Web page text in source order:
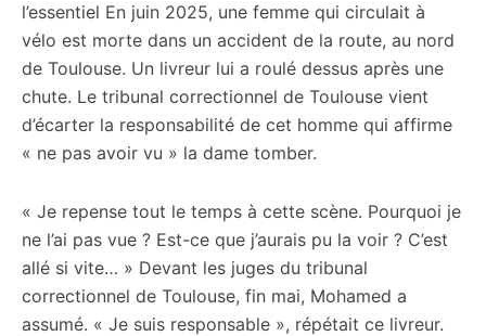
l’essentiel En juin 2025, une femme qui circulait à
vélo est morte dans un accident de la route, au nord
de Toulouse. Un livreur lui a roulé dessus après une
chute. Le tribunal correctionnel de Toulouse vient
d’écarter la responsabilité de cet homme qui affirme
« ne pas avoir vu » la dame tomber.
« Je repense tout le temps à cette scène. Pourquoi je
ne l’ai pas vue ? Est-ce que j’aurais pu la voir ? C’est
allé si vite… » Devant les juges du tribunal
correctionnel de Toulouse, fin mai, Mohamed a
assumé. « Je suis responsable », répétait ce livreur.